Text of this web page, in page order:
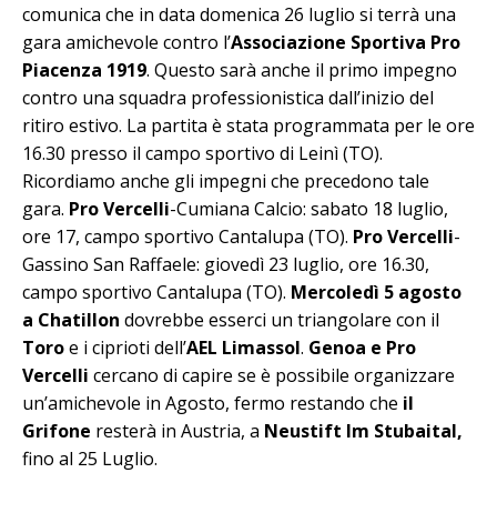
comunica che in data domenica 26 luglio si terrà una
gara amichevole contro l’Associazione Sportiva Pro
Piacenza 1919. Questo sarà anche il primo impegno
contro una squadra professionistica dall’inizio del
ritiro estivo. La partita è stata programmata per le ore
16.30 presso il campo sportivo di Leinì (TO).
Ricordiamo anche gli impegni che precedono tale
gara. Pro Vercelli-Cumiana Calcio: sabato 18 luglio,
ore 17, campo sportivo Cantalupa (TO). Pro Vercelli-
Gassino San Raffaele: giovedì 23 luglio, ore 16.30,
campo sportivo Cantalupa (TO). Mercoledì 5 agosto
a Chatillon dovrebbe esserci un triangolare con il
Toroe i ciprioti dell’AEL Limassol. Genoa e Pro
Vercelli cercano di capire se è possibile organizzare
un’amichevole in Agosto, fermo restando che il
Grifone resterà in Austria, a Neustift Im Stubaital,
fino al 25 Luglio.